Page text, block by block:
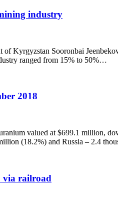
industry
Kyrgyzstan Sooronbai
ranged from 15% to 50%…
2018
valued at $699.1 million,
(18.2%) and Russia – 2.4
via railroad